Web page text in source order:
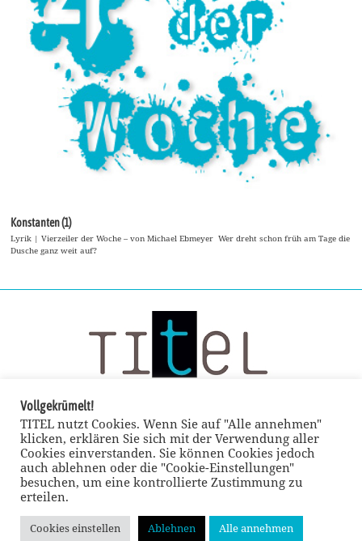
Konstanten (1)
Lyrik | Vierzeiler der Woche – von Michael Ebmeyer Wer dreht schon früh am Tage die
Dusche ganz weit auf?
© TITEL kulturmagazin 2022
Vollgekrümelt!
TITEL nutzt Cookies. Wenn Sie auf "Alle annehmen"
klicken, erklären Sie sich mit der Verwendung aller
Cookies einverstanden. Sie können Cookies jedoch
auch ablehnen oder die "Cookie-Einstellungen"
besuchen, um eine kontrollierte Zustimmung zu
erteilen.
Cookies einstellen Ablehnen Alle annehmen